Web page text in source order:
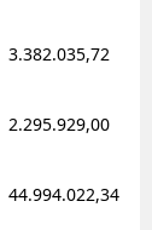
3.382.035,72
2.295.929,00
44.994.022,34